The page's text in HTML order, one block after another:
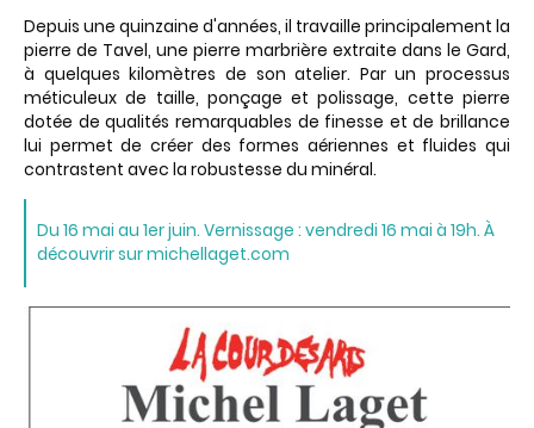
Depuis une quinzaine d'années, il travaille principalement la
pierre de Tavel, une pierre marbrière extraite dans le Gard,
à quelques kilomètres de son atelier. Par un processus
méticuleux de taille, ponçage et polissage, cette pierre
dotée de qualités remarquables de finesse et de brillance
lui permet de créer des formes aériennes et fluides qui
contrastent avec la robustesse du minéral.
Du 16 mai au 1er juin. Vernissage : vendredi 16 mai à 19h. À
découvrir sur michellaget.com